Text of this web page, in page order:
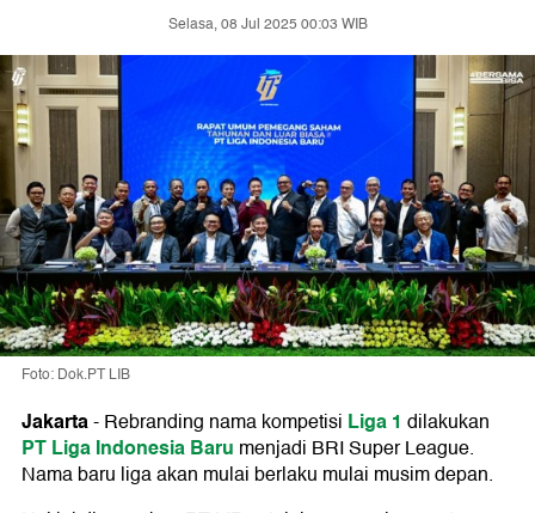
Selasa, 08 Jul 2025 00:03 WIB
Foto: Dok.PT LIB
Jakarta-Rebranding nama kompetisi Liga 1 dilakukan
PT Liga Indonesia Baru menjadi BRI Super League.
Nama baru liga akan mulai berlaku mulai musim depan.